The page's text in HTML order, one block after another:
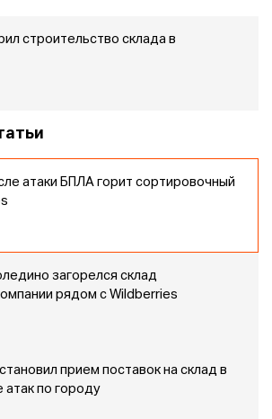
строительство склада в
атаки БПЛА горит сортировочный
загорелся склад
рядом с Wildberries
прием поставок на склад в
по городу